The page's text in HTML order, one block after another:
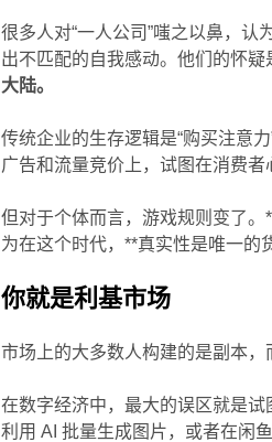
很多人对“一人公司”嗤之以鼻，
出不匹配的自我感动。他们的怀
大陆。
传统企业的生存逻辑是“购买注意
广告和流量竞价上，试图在消费者
但对于个体而言，游戏规则变了
为在这个时代，**真实性是唯一的
你就是利基市场
市场上的大多数人构建的是副本，
在数字经济中，最大的误区就是试
利用 AI 批量生成图片，或者在闲